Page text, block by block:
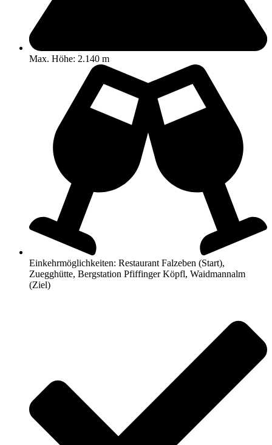
Max. Höhe: 2.140 m
Einkehrmöglichkeiten: Restaurant Falzeben (Start),
Zuegghütte, Bergstation Pfiffinger Köpfl, Waidmannalm
(Ziel)